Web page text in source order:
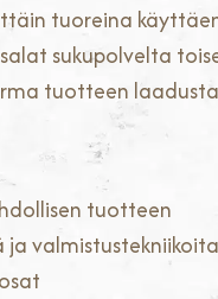
tuoreina
sukupolvelta
tuotteen
tuotteen
valmistustekniikoita